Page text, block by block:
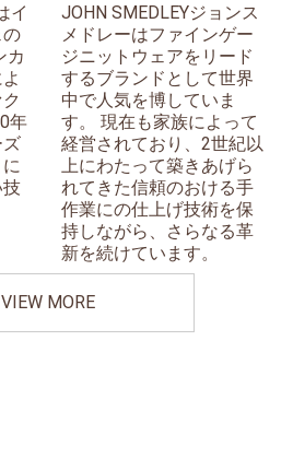
イ
カ
年
JOHN SMEDLEYジョンス
メドレーはファインゲー
ジニットウェアをリード
するブランドとして世界
中で人気を博していま
す。 現在も家族によって
経営されており、2世紀以
上にわたって築きあげら
れてきた信頼のおける手
作業にの仕上げ技術を保
持しながら、さらなる革
新を続けています。
VIEW MORE